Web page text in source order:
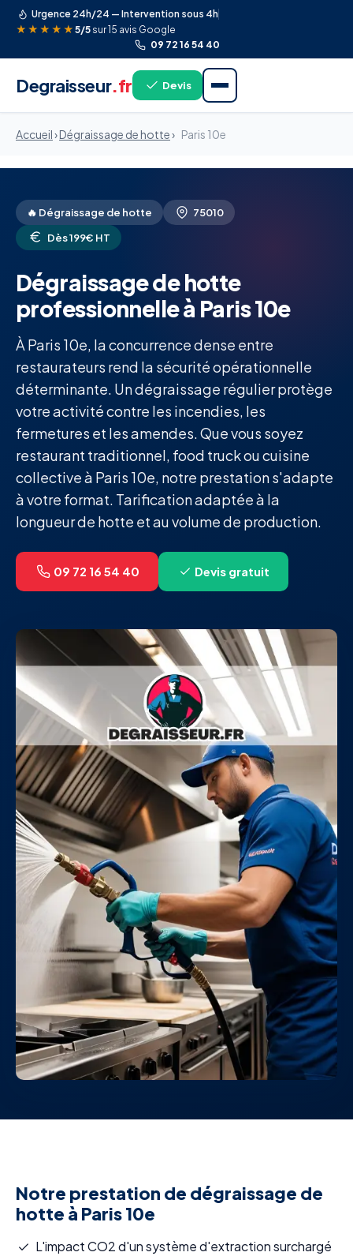
Urgence 24h/24 — Intervention sous 4h
★★★★★ 5/5 sur 15 avis Google
09 72 16 54 40
Degraisseur.fr Devis
Accueil›Dégraissage de hotte› Paris 10e
🔥 Dégraissage de hotte
75010
Dès 199€ HT
Dégraissage de hotte
professionnelle à Paris 10e
À Paris 10e, la concurrence dense entre
restaurateurs rend la sécurité opérationnelle
déterminante. Un dégraissage régulier protège
votre activité contre les incendies, les
fermetures et les amendes. Que vous soyez
restaurant traditionnel, food truck ou cuisine
collective à Paris 10e, notre prestation s'adapte
à votre format. Tarification adaptée à la
longueur de hotte et au volume de production.
09 72 16 54 40 Devis gratuit
Notre prestation de dégraissage de
hotte à Paris 10e
L'impact CO2 d'un système d'extraction surchargé